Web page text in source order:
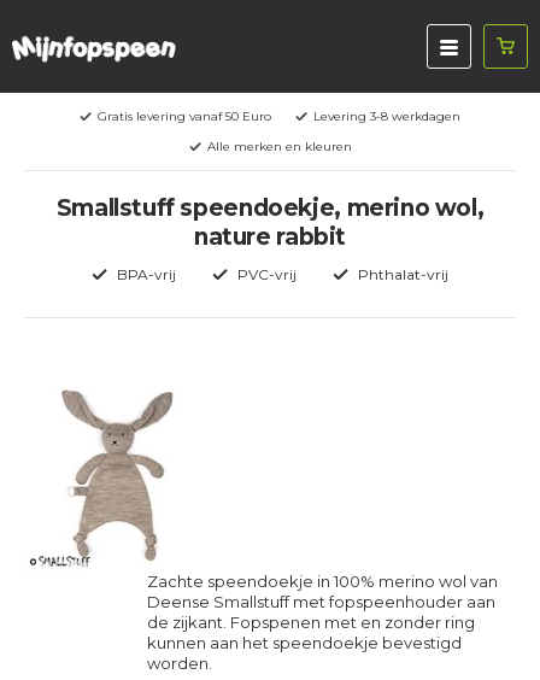
Gratis levering vanaf 50 Euro
Levering 3-8 werkdagen
Alle merken en kleuren
Smallstuff speendoekje, merino wol,
nature rabbit
BPA-vrij PVC-vrij Phthalat-vrij
Zachte speendoekje in 100% merino wol van
Deense Smallstuff met fopspeenhouder aan
de zijkant. Fopspenen met en zonder ring
kunnen aan het speendoekje bevestigd
worden.